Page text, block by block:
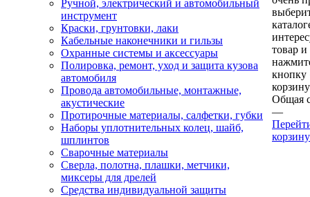
Ручной, электрический и автомобильный
инструмент
Краски, грунтовки, лаки
Кабельные наконечники и гильзы
Охранные системы и аксессуары
Полировка, ремонт, уход и защита кузова
автомобиля
Провода автомобильные, монтажные,
акустические
Протирочные материалы, салфетки, губки
Наборы уплотнительных колец, шайб,
шплинтов
Сварочные материалы
Сверла, полотна, плашки, метчики,
миксеры для дрелей
Средства индивидуальной защиты
товар и
кнопку
Общая
—
корзину